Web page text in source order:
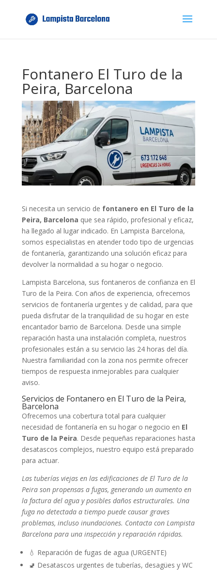
Fontanero El Turo de la
Peira, Barcelona
Si necesita un servicio de fontanero en El Turo de la
Peira, Barcelona que sea rápido, profesional y eficaz,
ha llegado al lugar indicado. En Lampista Barcelona,
somos especialistas en atender todo tipo de urgencias
de fontanería, garantizando una solución eficaz para
devolver la normalidad a su hogar o negocio.
Lampista Barcelona, sus fontaneros de confianza en El
Turo de la Peira. Con años de experiencia, ofrecemos
servicios de fontanería urgentes y de calidad, para que
pueda disfrutar de la tranquilidad de su hogar en este
encantador barrio de Barcelona. Desde una simple
reparación hasta una instalación completa, nuestros
profesionales están a su servicio las 24 horas del día.
Nuestra familiaridad con la zona nos permite ofrecer
tiempos de respuesta inmejorables para cualquier
aviso.
Servicios de Fontanero en El Turo de la Peira,
Barcelona
Ofrecemos una cobertura total para cualquier
necesidad de fontanería en su hogar o negocio en El
Turo de la Peira. Desde pequeñas reparaciones hasta
desatascos complejos, nuestro equipo está preparado
para actuar.
Las tuberías viejas en las edificaciones de El Turo de la
Peira son propensas a fugas, generando un aumento en
la factura del agua y posibles daños estructurales. Una
fuga no detectada a tiempo puede causar graves
problemas, incluso inundaciones. Contacta con Lampista
Barcelona para una inspección y reparación rápidas.
💧 Reparación de fugas de agua (URGENTE)
🚽 Desatascos urgentes de tuberías, desagües y WC